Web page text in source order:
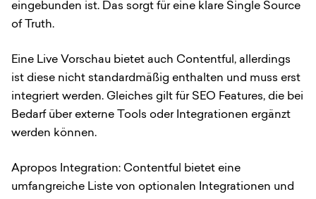
eingebunden ist. Das sorgt für eine klare Single Source
of Truth.
Eine Live Vorschau bietet auch Contentful, allerdings
ist diese nicht standardmäßig enthalten und muss erst
integriert werden. Gleiches gilt für SEO Features, die bei
Bedarf über externe Tools oder Integrationen ergänzt
werden können.
Apropos Integration: Contentful bietet eine
umfangreiche Liste von optionalen Integrationen und